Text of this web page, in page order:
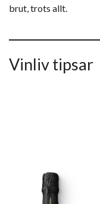
brut, trots allt.
Vinliv tipsar